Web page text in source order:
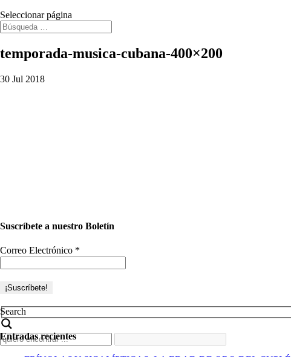
Seleccionar página
temporada-musica-cubana-400×200
30 Jul 2018
Suscríbete a nuestro Boletín
Correo Electrónico *
Search
Entradas recientes